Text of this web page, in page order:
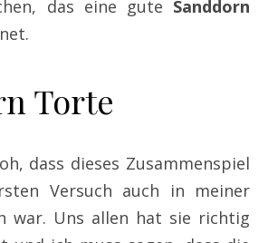
das eine gute Sanddorn
Torte
dass dieses Zusammenspiel
Versuch auch in meiner
war. Uns allen hat sie richtig